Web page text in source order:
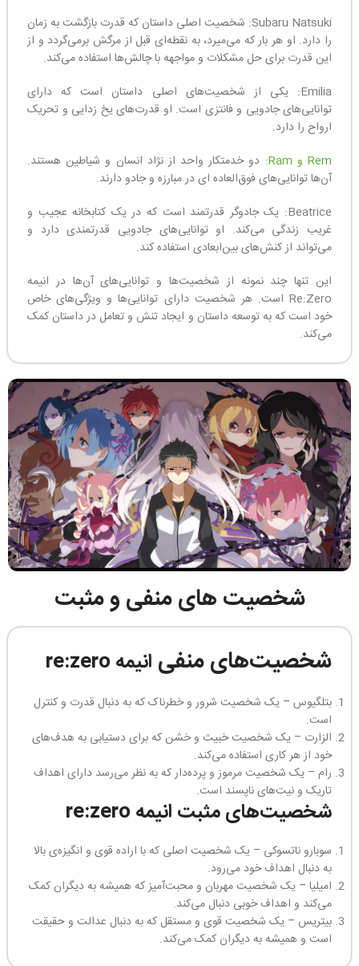
Subaru Natsuki: شخصیت اصلی داستان که قدرت بازگشت به زمان
را دارد. او هر بار که می‌میرد، به نقطه‌ای قبل از مرگش برمی‌گردد و از
این قدرت برای حل مشکلات و مواجهه با چالش‌ها استفاده می‌کند.
Emilia: یکی از شخصیت‌های اصلی داستان است که دارای
توانایی‌های جادویی و فانتزی است. او قدرت‌های یخ زدایی و تحریک
ارواح را دارد.
Rem و Ram
: دو خدمتکار واحد از نژاد انسان و شیاطین هستند.
آن‌ها توانایی‌های فوق‌العاده ای در مبارزه و جادو دارند.
Beatrice: یک جادوگر قدرتمند است که در یک کتابخانه عجیب و
غریب زندگی می‌کند. او توانایی‌های جادویی قدرتمندی دارد و
می‌تواند از کنش‌های بین‌ابعادی استفاده کند.
این تنها چند نمونه از شخصیت‌ها و توانایی‌های آن‌ها در انیمه
Re:Zero است. هر شخصیت دارای توانایی‌ها و ویژگی‌های خاص
خود است که به توسعه داستان و ایجاد تنش و تعامل در داستان کمک
می‌کند.
شخصیت های منفی و مثبت
شخصیت‌های منفی انیمه re:zero
بتلگیوس – یک شخصیت شرور و خطرناک که به دنبال قدرت و کنترل
است.
الزارت – یک شخصیت خبیث و خشن که برای دستیابی به هدف‌های
خود از هر کاری استفاده می‌کند.
رام – یک شخصیت مرموز و پرده‌دار که به نظر می‌رسد دارای اهداف
تاریک و نیت‌های ناپسند است.
شخصیت‌های مثبت انیمه re:zero
سوبارو ناتسوکی – یک شخصیت اصلی که با اراده قوی و انگیزه‌ی بالا
به دنبال اهداف خود می‌رود.
امیلیا – یک شخصیت مهربان و محبت‌آمیز که همیشه به دیگران کمک
می‌کند و اهداف خوبی دنبال می‌کند.
بیتریس – یک شخصیت قوی و مستقل که به دنبال عدالت و حقیقت
است و همیشه به دیگران کمک می‌کند.